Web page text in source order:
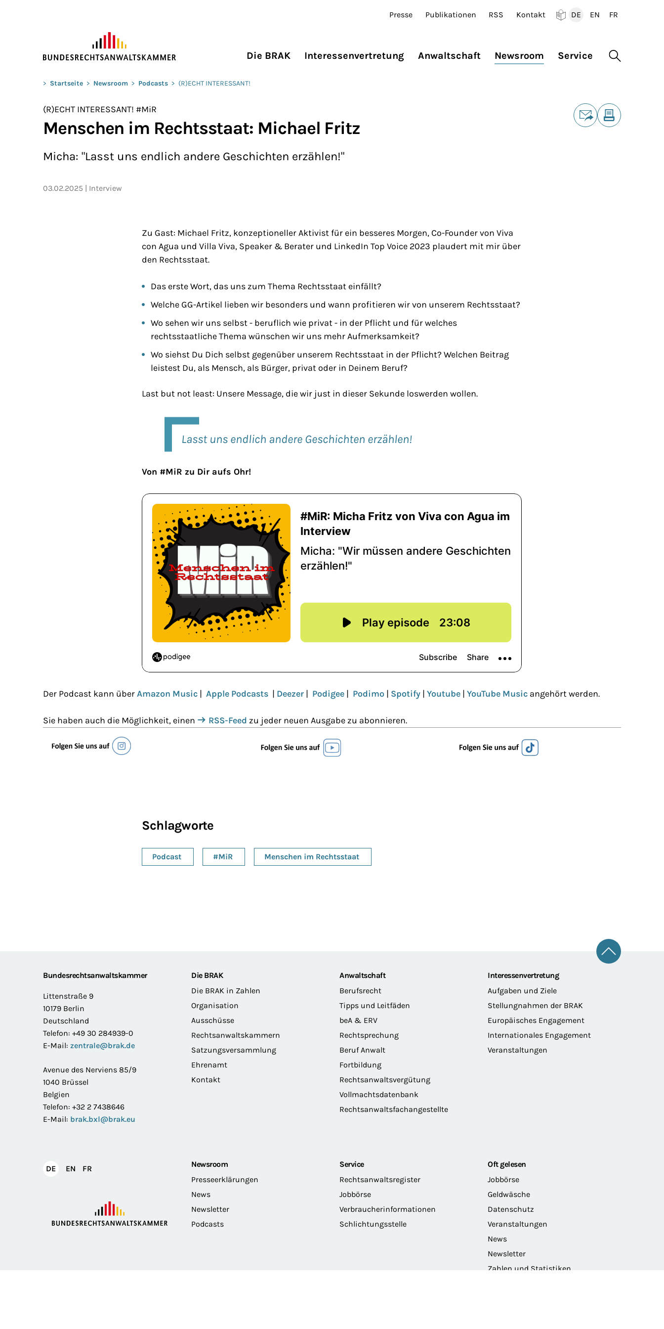
Presse Publikationen RSS Kontakt
DE
EN
FR
Die BRAK Interessenvertretung Anwaltschaft Newsroom Service Suche
Sie befinden sich hier:
> Startseite > Newsroom > Podcasts > (R)ECHT INTERESSANT!
(R)ECHT INTERESSANT! #MiR
Menschen im Rechtsstaat: Michael Fritz
Micha: "Lasst uns endlich andere Geschichten erzählen!"
03.02.2025 Interview
Zu Gast: Michael Fritz, konzeptioneller Aktivist für ein besseres Morgen, Co-Founder von Viva
con Agua und Villa Viva, Speaker & Berater und LinkedIn Top Voice 2023 plaudert mit mir über
den Rechtsstaat.
Das erste Wort, das uns zum Thema Rechtsstaat einfällt?
Welche GG-Artikel lieben wir besonders und wann profitieren wir von unserem Rechtsstaat?
Wo sehen wir uns selbst - beruflich wie privat - in der Pflicht und für welches
rechtsstaatliche Thema wünschen wir uns mehr Aufmerksamkeit?
Wo siehst Du Dich selbst gegenüber unserem Rechtsstaat in der Pflicht? Welchen Beitrag
leistest Du, als Mensch, als Bürger, privat oder in Deinem Beruf?
Last but not least: Unsere Message, die wir just in dieser Sekunde loswerden wollen.
Lasst uns endlich andere Geschichten erzählen!
Von #MiR zu Dir aufs Ohr!
Der Podcast kann überAmazon Music | Apple Podcasts | Deezer | Podigee | Podimo | Spotify | Youtube | YouTube Music angehört werden.
Sie haben auch die Möglichkeit, einen RSS-Feed zu jeder neuen Ausgabe zu abonnieren.
Schlagworte
Podcast #MiR Menschen im Rechtsstaat
Footer
Zum
Bundesrechtsanwaltskammer
Littenstraße 9
10179 Berlin
Deutschland
Telefon: +49 30 284939-0
E-Mail: zentrale@brak.de
Avenue des Nerviens 85/9
1040 Brüssel
Belgien
Telefon: +32 2 7438646
E-Mail: brak.bxl@brak.eu
Die BRAK
Die BRAK in Zahlen
Organisation
Ausschüsse
Rechtsanwaltskammern
Satzungsversammlung
Ehrenamt
Kontakt
Anwaltschaft
Berufsrecht
Tipps und Leitfäden
beA & ERV
Rechtsprechung
Beruf Anwalt
Fortbildung
Rechtsanwaltsvergütung
Vollmachtsdatenbank
Rechtsanwaltsfachangestellte
Interessenvertretung
Aufgaben und Ziele
Stellungnahmen der BRAK
Europäisches Engagement
Internationales Engagement
Veranstaltungen
DEDeutsch
EN English
FR
Newsroom
Presseerklärungen
News
Newsletter
Podcasts
Service
Rechtsanwaltsregister
Jobbörse
Verbraucherinformationen
Schlichtungsstelle
Oft gelesen
Jobbörse
Geldwäsche
Datenschutz
Veranstaltungen
News
Newsletter
Zahlen und Statistiken